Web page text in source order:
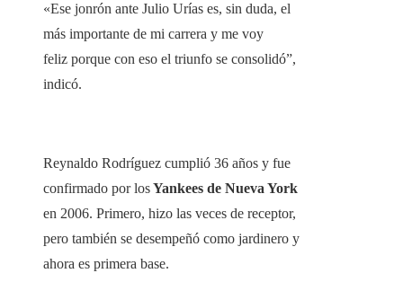
«Ese jonrón ante Julio Urías es, sin duda, el
más importante de mi carrera y me voy
feliz porque con eso el triunfo se consolidó”,
indicó.
Reynaldo Rodríguez cumplió 36 años y fue
confirmado por losYankees de Nueva York
en 2006. Primero, hizo las veces de receptor,
pero también se desempeñó como jardinero y
ahora es primera base.